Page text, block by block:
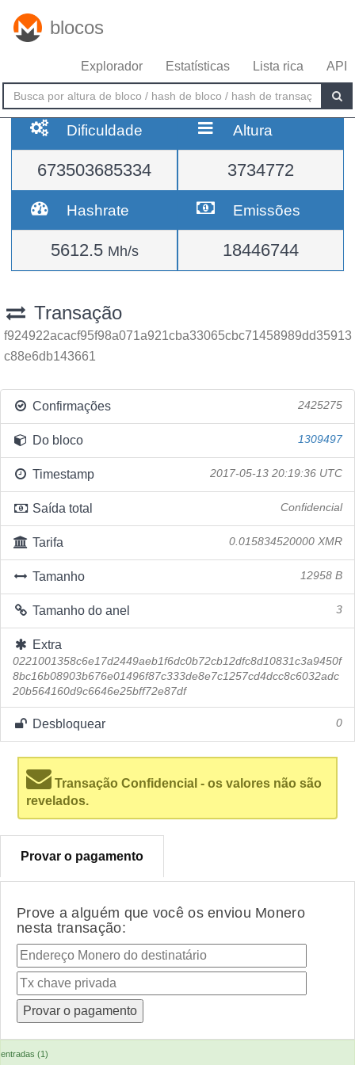
blocos
Explorador Estatísticas Lista rica API
Dificuldade
673503685334
Altura
3734772
Hashrate
5612.5 Mh/s
Emissões
18446744
Transação
f924922acacf95f98a071a921cba33065cbc71458989dd35913
c88e6db143661
Confirmações 2425275
Do bloco 1309497
Timestamp 2017-05-13 20:19:36 UTC
Saída total Confidencial
Tarifa 0.015834520000 XMR
Tamanho 12958 B
Tamanho do anel 3
Extra
0221001358c6e17d2449aeb1f6dc0b72cb12dfc8d10831c3a9450f
8bc16b08903b676e01496f87c333de8e7c1257cd4dcc8c6032adc
20b564160d9c6646e25bff72e87df
Desbloquear 0
Transação Confidencial - os valores não são
revelados.
Provar o pagamento
Prove a alguém que você os enviou Monero
nesta transação:
entradas (1)